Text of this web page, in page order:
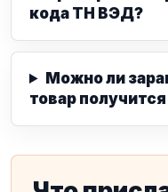
кода ТН ВЭД?
Можно ли
товар